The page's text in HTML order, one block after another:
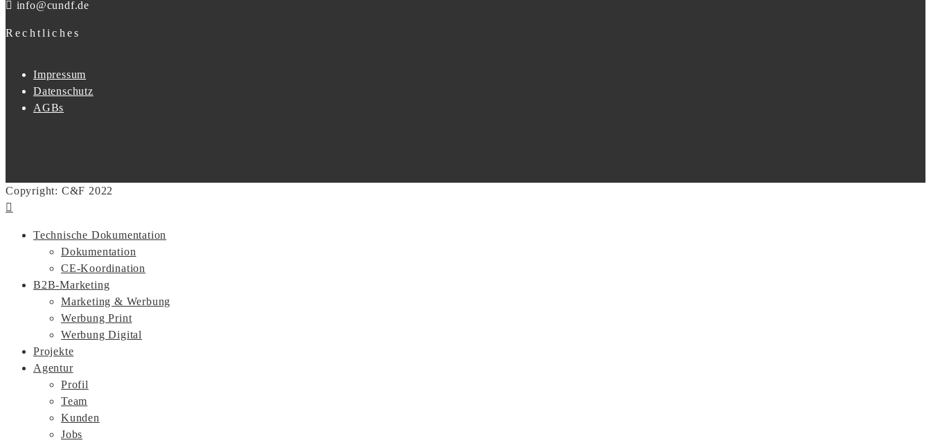
info@cundf.de
Rechtliches
Impressum
Datenschutz
AGBs
Copyright: C&F 2022
Technische Dokumentation
Dokumentation
CE-Koordination
B2B-Marketing
Marketing & Werbung
Werbung Print
Werbung Digital
Projekte
Agentur
Profil
Team
Kunden
Jobs